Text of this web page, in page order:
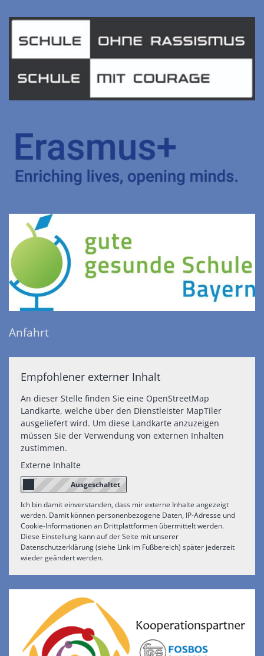
Anfahrt
Empfohlener externer Inhalt
An dieser Stelle finden Sie eine OpenStreetMap
Landkarte, welche über den Dienstleister MapTiler
ausgeliefert wird. Um diese Landkarte anzuzeigen
müssen Sie der Verwendung von externen Inhalten
zustimmen.
Externe Inhalte
Ich bin damit einverstanden, dass mir externe Inhalte angezeigt
werden. Damit können personenbezogene Daten, IP-Adresse und
Cookie-Informationen an Drittplattformen übermittelt werden.
Diese Einstellung kann auf der Seite mit unserer
Datenschutzerklärung (siehe Link im Fußbereich) später jederzeit
wieder geändert werden.